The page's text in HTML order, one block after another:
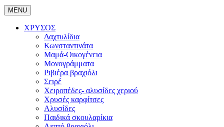
MENU
ΧΡΥΣΟΣ
Δαχτυλίδια
Κωνσταντινάτα
Μαμά-Οικογένεια
Μονογράμματα
Ριβιέρα βραχιόλι
Σειρέ
Χειροπέδες- αλυσίδες χεριού
Χρυσές καρφίτσες
Αλυσίδες
Παιδικά σκουλαρίκια